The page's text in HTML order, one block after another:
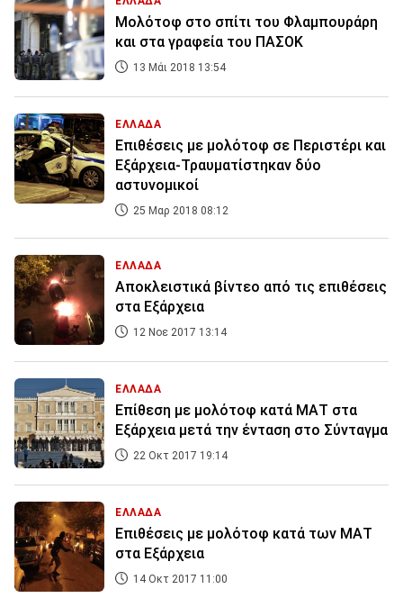
Mολότοφ στο σπίτι του Φλαμπουράρη
και στα γραφεία του ΠΑΣΟΚ
13 Μάι 2018 13:54
ΕΛΛΑΔΑ
Επιθέσεις με μολότοφ σε Περιστέρι και
Εξάρχεια-Τραυματίστηκαν δύο
αστυνομικοί
25 Μαρ 2018 08:12
ΕΛΛΑΔΑ
Αποκλειστικά βίντεο από τις επιθέσεις
στα Εξάρχεια
12 Νοε 2017 13:14
ΕΛΛΑΔΑ
Επίθεση με μολότοφ κατά ΜΑΤ στα
Εξάρχεια μετά την ένταση στο Σύνταγμα
22 Οκτ 2017 19:14
ΕΛΛΑΔΑ
Επιθέσεις με μολότοφ κατά των ΜΑΤ
στα Εξάρχεια
14 Οκτ 2017 11:00